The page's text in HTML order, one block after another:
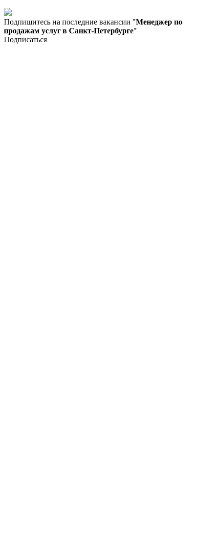
Подпишитесь на последние вакансии "Менеджер по
продажам услуг в Санкт-Петербурге"
Подписаться